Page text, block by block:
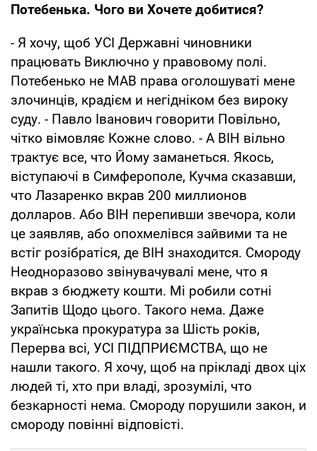
Потебенька. Чого ви Хочете добитися?
- Я хочу, щоб УСІ Державні чиновники
працювать Виключно у правовому полі.
Потебенько не МАВ права оголошуваті мене
злочинців, крадієм и негідніком без вироку
суду. - Павло Іванович говорити Повільно,
чітко вімовляє Кожне слово. - А ВІН вільно
трактує все, что Йому заманеться. Якось,
віступаючі в Симферополе, Кучма сказавши,
что Лазаренко вкрав 200 миллионов
долларов. Або ВІН перепивши звечора, коли
це заявляв, або опохмелівся зайвими та не
встіг розібратіся, де ВІН знаходится. Смороду
Неодноразово звінувачувалі мене, что я
вкрав з бюджету кошти. Мі робили сотні
Запитів Щодо цього. Такого нема. Даже
українська прокуратура за Шість років,
Перерва всі, УСІ ПІДПРИЄМСТВА, що не
нашли такого. Я хочу, щоб на прікладі двох ціх
людей ті, хто при владі, зрозумілі, что
безкарності нема. Смороду порушили закон, и
смороду повінні відповісті.